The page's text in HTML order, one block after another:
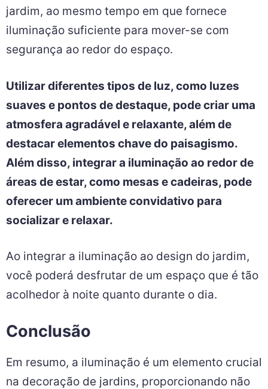
jardim, ao mesmo tempo em que fornece
iluminação suficiente para mover-se com
segurança ao redor do espaço.
Utilizar diferentes tipos de luz, como luzes
suaves e pontos de destaque, pode criar uma
atmosfera agradável e relaxante, além de
destacar elementos chave do paisagismo.
Além disso, integrar a iluminação ao redor de
áreas de estar, como mesas e cadeiras, pode
oferecer um ambiente convidativo para
socializar e relaxar.
Ao integrar a iluminação ao design do jardim,
você poderá desfrutar de um espaço que é tão
acolhedor à noite quanto durante o dia.
Conclusão
Em resumo, a iluminação é um elemento crucial
na decoração de jardins, proporcionando não